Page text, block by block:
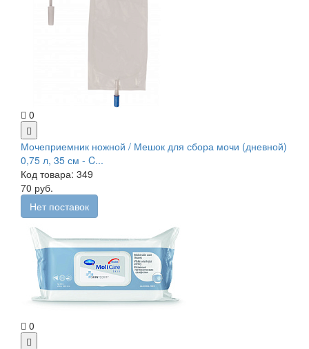
0
Мочеприемник ножной / Мешок для сбора мочи (дневной)
0,75 л, 35 см - C...
Код товара: 349
70 руб.
Нет поставок
0